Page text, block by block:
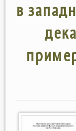
в